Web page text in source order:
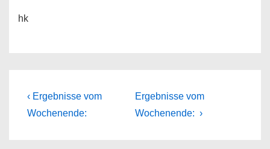
hk
Beitragsnavigation
Vorheriger
Beitrag
‹ Ergebnisse vom
Wochenende:
Nächster
Beitrag
Ergebnisse vom
Wochenende: ›